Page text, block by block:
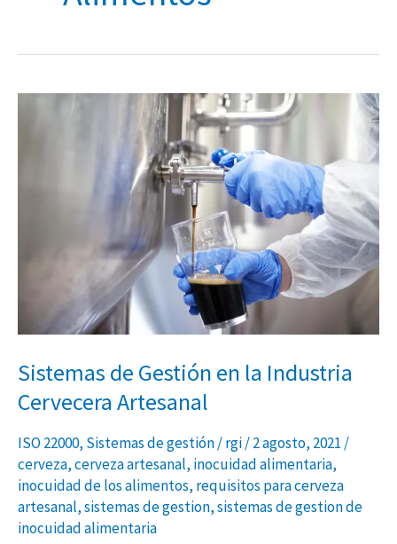
Sistemas de Gestión en la Industria
Cervecera Artesanal
ISO 22000, Sistemas de gestión/rgi/2 agosto, 2021 /
cerveza,cerveza artesanal, inocuidad alimentaria,
inocuidad de los alimentos, requisitos para cerveza
artesanal,sistemas de gestion,sistemas de gestion de
inocuidad alimentaria
Sistemas